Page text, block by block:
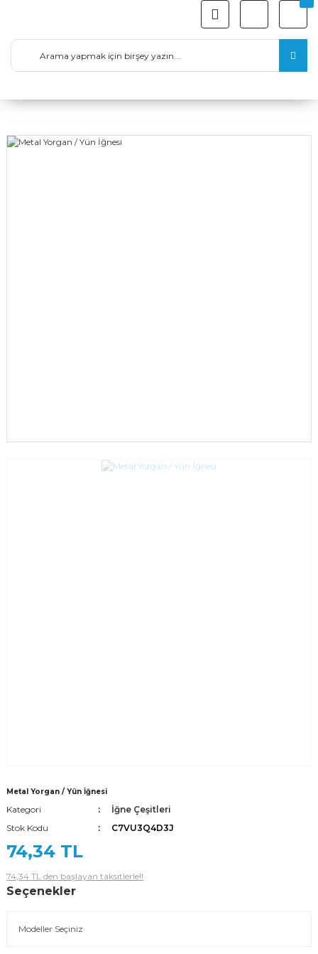
Metal Yorgan / Yün İğnesi
Kategori
İğne Çeşitleri
Stok Kodu
C7VU3Q4D3J
74,34 TL
74,34 TL den başlayan taksitlerle!!
Seçenekler